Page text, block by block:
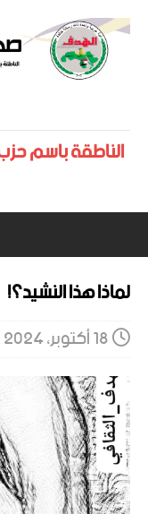
الناطقة باسم
لماذا هذا النشيد؟!
18 أكتوبر، 2024